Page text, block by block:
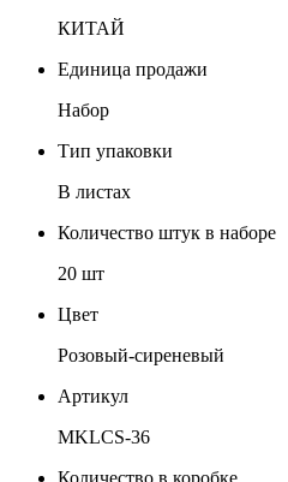
КИТАЙ
Единица продажи
Набор
Тип упаковки
В листах
Количество штук в наборе
20 шт
Цвет
Розовый-сиреневый
Артикул
MKLCS-36